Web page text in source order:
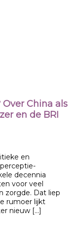
China als
en de BRI
en
decennia
voor veel
zorgde. Dat liep
rumoer lijkt
nieuw […]